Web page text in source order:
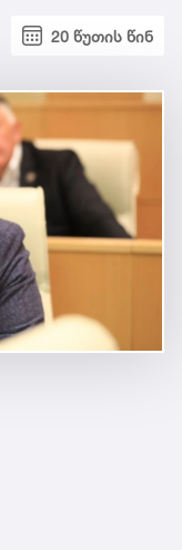
20 წუთის წინ